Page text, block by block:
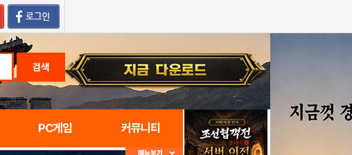
검색
PC게임 커뮤니티